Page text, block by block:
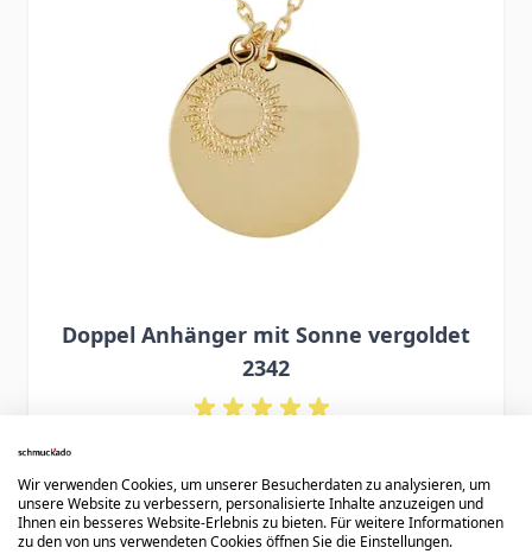
Doppel Anhänger mit Sonne vergoldet
2342
87,90 €
Wir verwenden Cookies, um unserer Besucherdaten zu analysieren, um
unsere Website zu verbessern, personalisierte Inhalte anzuzeigen und
Ihnen ein besseres Website-Erlebnis zu bieten. Für weitere Informationen
zu den von uns verwendeten Cookies öffnen Sie die Einstellungen.